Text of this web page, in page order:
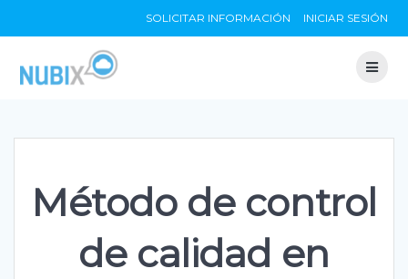
to
SOLICITAR INFORMACIÓN INICIAR SESIÓN
Método de control
de calidad en